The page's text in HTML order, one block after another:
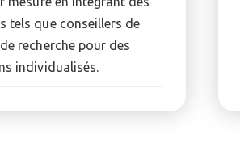
tels que conseillers de
recherche pour des
individualisés.